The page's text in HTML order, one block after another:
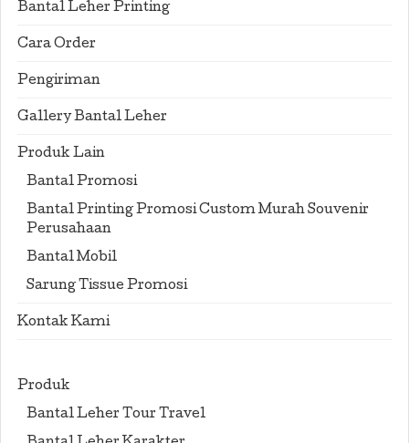
Bantal Leher Printing
Cara Order
Pengiriman
Gallery Bantal Leher
Produk Lain
Bantal Promosi
Bantal Printing Promosi Custom Murah Souvenir
Perusahaan
Bantal Mobil
Sarung Tissue Promosi
Kontak Kami
Produk
Bantal Leher Tour Travel